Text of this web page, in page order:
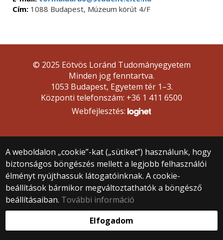
Cím: 1088 Budapest, Múzeum körút 4/F
A weboldalon „cookie”-kat („sütiket”) használunk, hogy
biztonságos böngészés mellett a legjobb felhasználói
élményt nyújthassuk látogatóinknak. A cookie-
beállítások bármikor megváltoztathatók a böngésző
beállításaiban. További információ
Elfogadom
© 2025 Eötvös Loránd Tudományegyetem
Minden jog fenntartva.
1053 Budapest, Egyetem tér 1–3.
Központi telefonszám: +36 1 411 6500
Webfejlesztés: